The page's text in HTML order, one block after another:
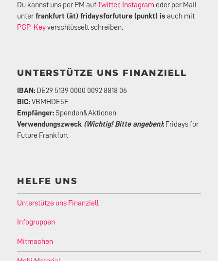
Du kannst uns per PM aufTwitter, Instagram oder per Mail
unter frankfurt (ät) fridaysforfuture (punkt) is auch mit
PGP-Keyverschlüsselt schreiben.
UNTERSTÜTZE UNS FINANZIELL
IBAN: DE29 5139 0000 0092 8818 06
BIC:VBMHDE5F
Empfänger:Spenden&Aktionen
Verwendungszweck (Wichtig! Bitte angeben): Fridays for
Future Frankfurt
HELFE UNS
Unterstütze uns Finanziell
Infogruppen
Mitmachen